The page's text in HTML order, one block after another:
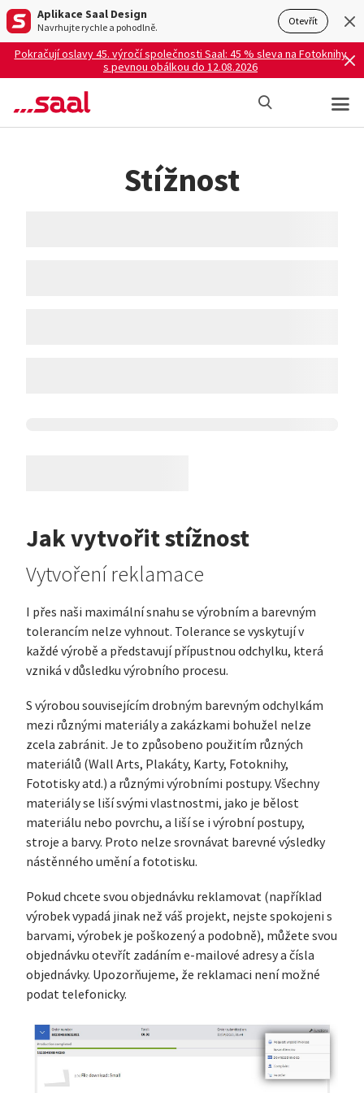
Aplikace Saal Design
Navrhujte rychle a pohodlně. Otevřít
Pokračují oslavy 45. výročí společnosti Saal: 45 % sleva na Fotoknihy
s pevnou obálkou do 12.08.2026
Stížnost
Jak vytvořit stížnost
Vytvoření reklamace
I přes naši maximální snahu se výrobním a barevným
tolerancím nelze vyhnout. Tolerance se vyskytují v
každé výrobě a představují přípustnou odchylku, která
vzniká v důsledku výrobního procesu.
S výrobou souvisejícím drobným barevným odchylkám
mezi různými materiály a zakázkami bohužel nelze
zcela zabránit. Je to způsobeno použitím různých
materiálů (Wall Arts, Plakáty, Karty, Fotoknihy,
Fototisky atd.) a různými výrobními postupy. Všechny
materiály se liší svými vlastnostmi, jako je bělost
materiálu nebo povrchu, a liší se i výrobní postupy,
stroje a barvy. Proto nelze srovnávat barevné výsledky
nástěnného umění a fototisku.
Pokud chcete svou objednávku reklamovat (například
výrobek vypadá jinak než váš projekt, nejste spokojeni s
barvami, výrobek je poškozený a podobně), můžete svou
objednávku otevřít zadáním e-mailové adresy a čísla
objednávky. Upozorňujeme, že reklamaci není možné
podat telefonicky.